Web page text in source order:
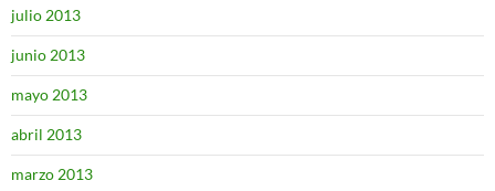
julio 2013
junio 2013
mayo 2013
abril 2013
marzo 2013